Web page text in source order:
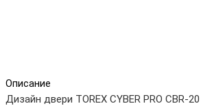
Описание
Дизайн двери TOREX CYBER PRO CBR-